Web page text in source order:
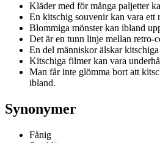
Kläder med för många paljetter
En kitschig souvenir kan vara ett
Blommiga mönster kan ibland
Det är en tunn linje mellan retro-
En del människor älskar
Kitschiga filmer kan vara
Man får inte glömma bort att
ibland.
Synonymer
Fånig